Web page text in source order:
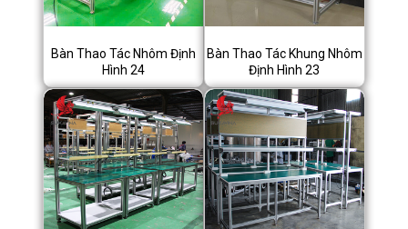
Bàn Thao Tác Nhôm Định
Hình 24
Bàn Thao Tác Khung Nhôm
Định Hình 23